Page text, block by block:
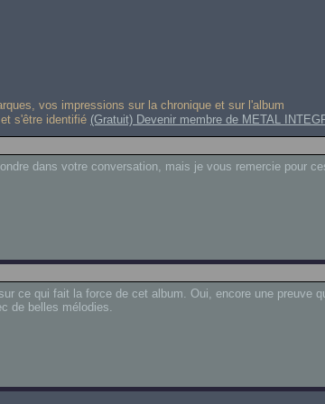
vos impressions sur la chronique et sur l'album
s'être identifié (Gratuit) Devenir membre de METAL
dans votre conversation, mais je vous remercie pour
ce qui fait la force de cet album. Oui, encore une preuve
de belles mélodies.